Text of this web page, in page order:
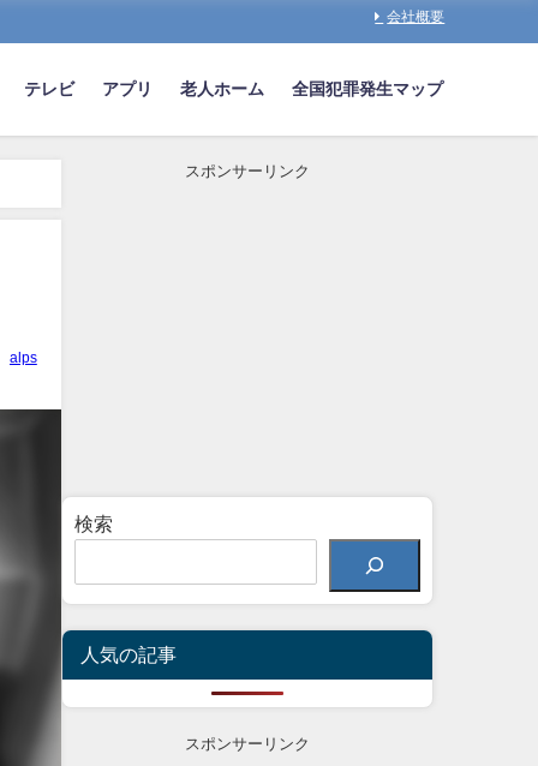
会社概要
テレビ アプリ 老人ホーム 全国犯罪発生マップ
alps
スポンサーリンク
検索
人気の記事
スポンサーリンク